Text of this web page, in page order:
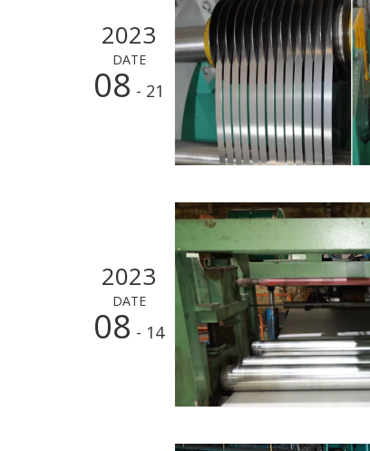
2023
DATE
08 - 21
2023
DATE
08 - 14